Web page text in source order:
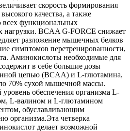
скорость формирования
качества, а также
всех функциональных
нагрузки. BCAA G-FORCE снижает
разложение мышечных белков
симптомов перетренированности,
Аминокислоты необходимые для
в себе большие дозы
цепью (BCAA) и L-глютамина,
70% сухой мышечной массы.
обеспечения организма L-
L-валином и L-глютамином
обуславливающим
организма.Эта четверка
делает возможной